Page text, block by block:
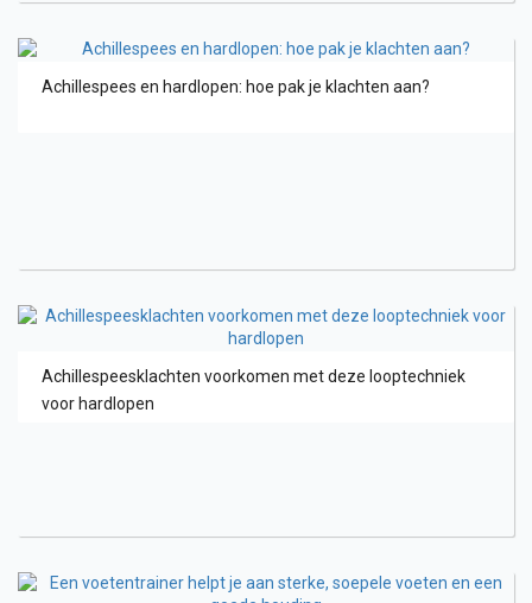
Achillespees en hardlopen: hoe pak je klachten aan?
Achillespeesklachten voorkomen met deze looptechniek
voor hardlopen